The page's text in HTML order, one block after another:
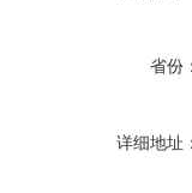
省份
详细地址